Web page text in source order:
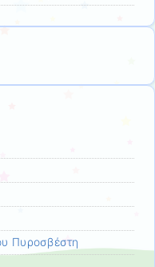
Πυροσβέστη